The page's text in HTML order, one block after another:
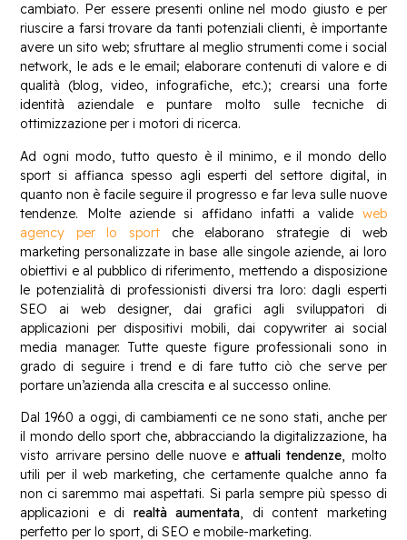
cambiato. Per essere presenti online nel modo giusto e per
riuscire a farsi trovare da tanti potenziali clienti, è importante
avere un sito web; sfruttare al meglio strumenti come i social
network, le ads e le email; elaborare contenuti di valore e di
qualità (blog, video, infografiche, etc.); crearsi una forte
identità aziendale e puntare molto sulle tecniche di
ottimizzazione per i motori di ricerca.
Ad ogni modo, tutto questo è il minimo, e il mondo dello
sport si affianca spesso agli esperti del settore digital, in
quanto non è facile seguire il progresso e far leva sulle nuove
tendenze. Molte aziende si affidano infatti a valide web
agency per lo sportche elaborano strategie di web
marketing personalizzate in base alle singole aziende, ai loro
obiettivi e al pubblico di riferimento, mettendo a disposizione
le potenzialità di professionisti diversi tra loro: dagli esperti
SEO ai web designer, dai grafici agli sviluppatori di
applicazioni per dispositivi mobili, dai copywriter ai social
media manager. Tutte queste figure professionali sono in
grado di seguire i trend e di fare tutto ciò che serve per
portare un’azienda alla crescita e al successo online.
Dal 1960 a oggi, di cambiamenti ce ne sono stati, anche per
il mondo dello sport che, abbracciando la digitalizzazione, ha
visto arrivare persino delle nuove eattuali tendenze, molto
utili per il web marketing, che certamente qualche anno fa
non ci saremmo mai aspettati. Si parla sempre più spesso di
applicazioni e di realtà aumentata, di content marketing
perfetto per lo sport, di SEO e mobile-marketing.